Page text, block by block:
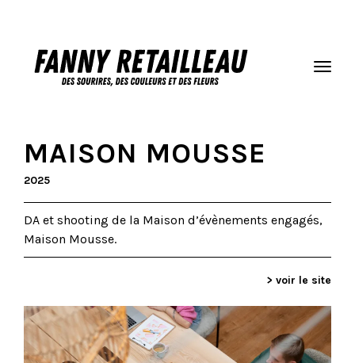
MAISON MOUSSE
2025
DA et shooting de la Maison d’évènements engagés,
Maison Mousse.
> voir le site